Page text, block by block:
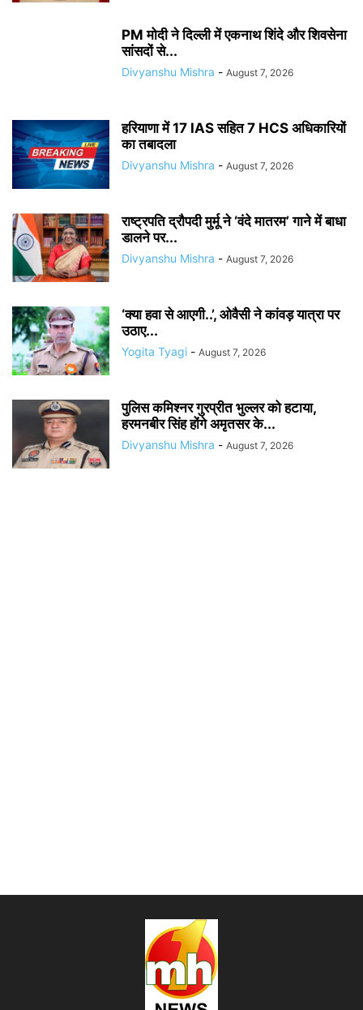
PM मोदी ने दिल्ली में एकनाथ शिंदे और शिवसेना
सांसदों से...
Divyanshu Mishra - August 7, 2026
हरियाणा में 17 IAS सहित 7 HCS अधिकारियों
का तबादला
Divyanshu Mishra - August 7, 2026
राष्ट्रपति द्रौपदी मुर्मू ने ‘वंदे मातरम’ गाने में बाधा
डालने पर...
Divyanshu Mishra - August 7, 2026
‘क्या हवा से आएगी..’, ओवैसी ने कांवड़ यात्रा पर
उठाए...
Yogita Tyagi - August 7, 2026
पुलिस कमिश्नर गुरप्रीत भुल्लर को हटाया,
हरमनबीर सिंह होंगे अमृतसर के...
Divyanshu Mishra - August 7, 2026